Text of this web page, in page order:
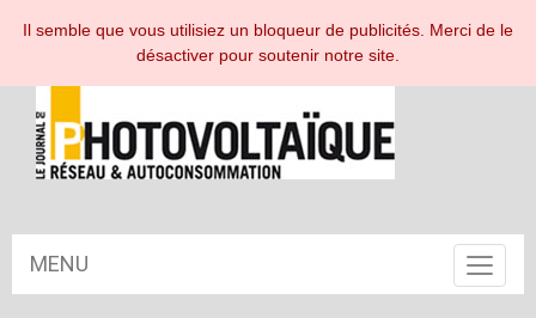
ESPACE ABONNÉ
MENU
Toggle
Il semble que vous utilisiez un bloqueur de publicités. Merci de le
désactiver pour soutenir notre site.